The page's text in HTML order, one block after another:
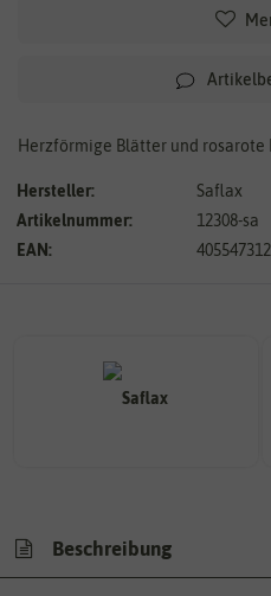
Herzförmige Blätter und
Hersteller:
Saflax
Artikelnummer:
12308-sa
EAN:
Beschreibung